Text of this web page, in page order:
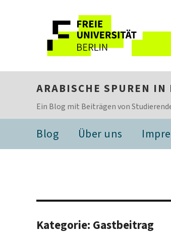
ARABISCHE SPUREN IN
Ein Blog mit Beiträgen von
Blog Über uns
Kategorie: Gastbeitrag